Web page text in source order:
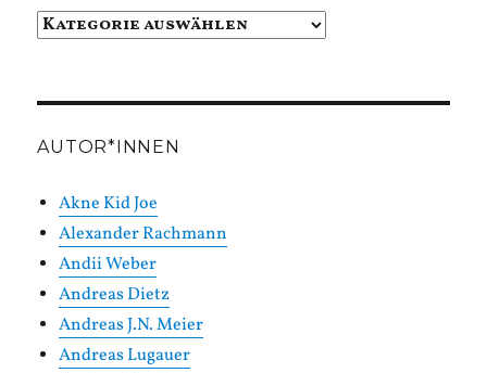
Beiträge
AUTOR*INNEN
Akne Kid Joe
Alexander Rachmann
Andii Weber
Andreas Dietz
Andreas J.N. Meier
Andreas Lugauer